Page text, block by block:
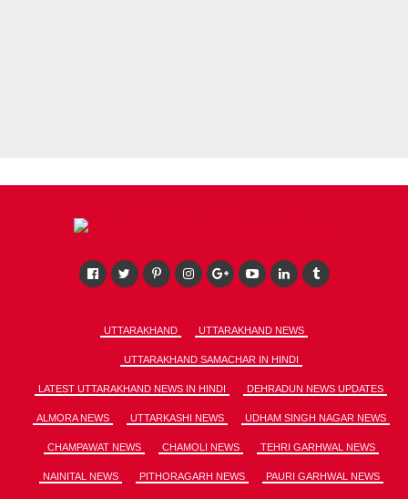
UTTARAKHAND UTTARAKHAND NEWS
UTTARAKHAND SAMACHAR IN HINDI
LATEST UTTARAKHAND NEWS IN HINDI DEHRADUN NEWS UPDATES
ALMORA NEWS UTTARKASHI NEWS UDHAM SINGH NAGAR NEWS
CHAMPAWAT NEWS CHAMOLI NEWS TEHRI GARHWAL NEWS
NAINITAL NEWS PITHORAGARH NEWS PAURI GARHWAL NEWS